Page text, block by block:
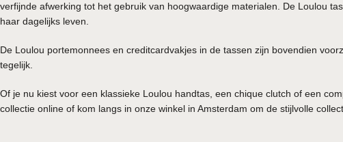
verfijnde afwerking tot het gebruik van hoogwaardige materialen. De Loulou
haar dagelijks leven.
De Loulou portemonnees en creditcardvakjes in de tassen zijn bovendien
tegelijk.
Of je nu kiest voor een klassieke Loulou handtas, een chique clutch of een
collectie online of kom langs in onze winkel in Amsterdam om de stijlvolle